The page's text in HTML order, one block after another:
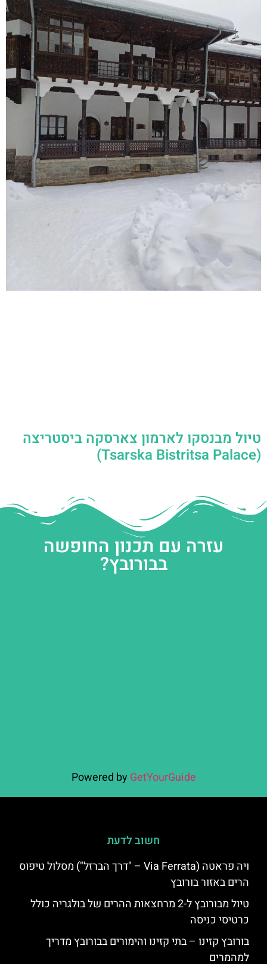
טיול מבנסקו לארמון צארסקה ביסטריצה
(Tsarska Bistritsa Palace)
עזרה עם תכנון החופשה
בבורובץ?
Powered by GetYourGuide
חשוב לדעת
ויה פראטה (Via Ferrata – "דרך הברזל") מסלול טיפוס
הרים באזור בורובץ
טיול מבורובץ ל-2 מרחצאות ההרים של בולגריה כולל
כרטיסי כניסה
בורובץ קזינו – בתי קזינו והימורים בבורובץ מדריך
למהמרים